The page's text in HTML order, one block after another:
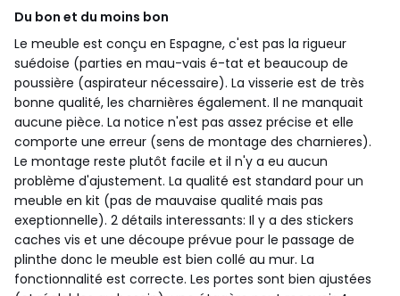
Du bon et du moins bon
Le meuble est conçu en Espagne, c'est pas la rigueur
suédoise (parties en mau-vais é-tat et beaucoup de
poussière (aspirateur nécessaire). La visserie est de très
bonne qualité, les charnières également. Il ne manquait
aucune pièce. La notice n'est pas assez précise et elle
comporte une erreur (sens de montage des charnieres).
Le montage reste plutôt facile et il n'y a eu aucun
problème d'ajustement. La qualité est standard pour un
meuble en kit (pas de mauvaise qualité mais pas
exeptionnelle). 2 détails interessants: Il y a des stickers
caches vis et une découpe prévue pour le passage de
plinthe donc le meuble est bien collé au mur. La
fonctionnalité est correcte. Les portes sont bien ajustées